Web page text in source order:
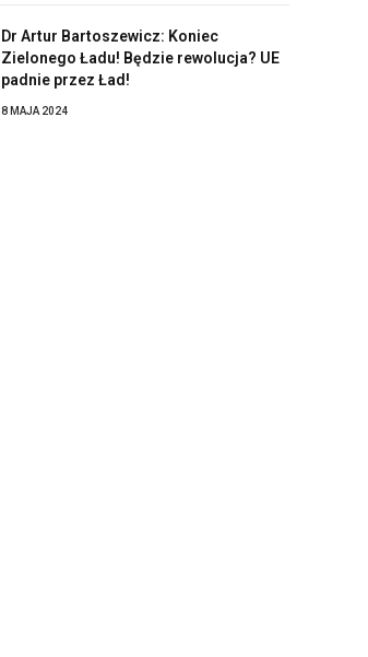
Dr Artur Bartoszewicz: Koniec
Zielonego Ładu! Będzie rewolucja? UE
padnie przez Ład!
8 MAJA 2024